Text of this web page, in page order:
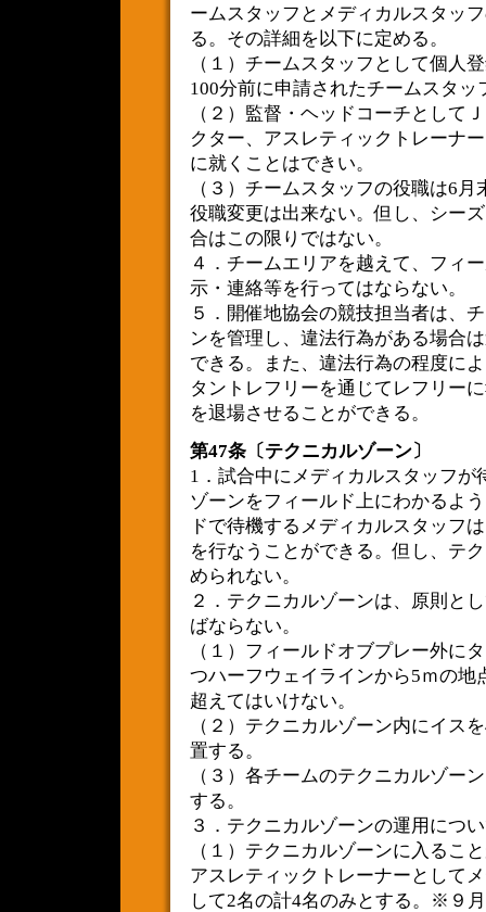
ームスタッフとメディカルスタッ
る。その詳細を以下に定める。
（１）チームスタッフとして個人
100分前に申請されたチームスタッ
（２）監督・ヘッドコーチとして
クター、アスレティックトレーナ
に就くことはできい。
（３）チームスタッフの役職は6
役職変更は出来ない。但し、シー
合はこの限りではない。
４．チームエリアを越えて、フィ
示・連絡等を行ってはならない。
５．開催地協会の競技担当者は、
ンを管理し、違法行為がある場合
できる。また、違法行為の程度に
タントレフリーを通じてレフリー
を退場させることができる。
第47条〔テクニカルゾーン〕
1．試合中にメディカルスタッフ
ゾーンをフィールド上にわかるよ
ドで待機するメディカルスタッフ
を行なうことができる。但し、テ
められない。
２．テクニカルゾーンは、原則と
ばならない。
（１）フィールドオブプレー外に
つハーフウェイラインから5ｍの
超えてはいけない。
（２）テクニカルゾーン内にイス
置する。
（３）各チームのテクニカルゾー
する。
３．テクニカルゾーンの運用につ
（１）テクニカルゾーンに入るこ
アスレティックトレーナーとして
して2名の計4名のみとする。※９